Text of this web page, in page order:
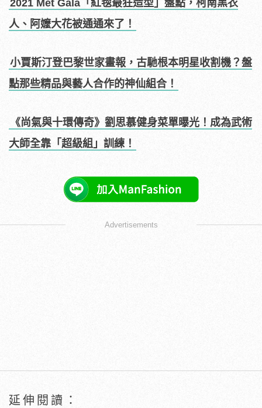
2021 Met Gala「紅毯最狂造型」盤點，柯南黑衣
人、阿嬤大花被通通來了！
小賈斯汀登巴黎世家畫報，古馳根本明星收割機？盤
點那些精品與藝人合作的神仙組合！
《尚氣與十環傳奇》劉思慕健身菜單曝光！成為武術
大師全靠「超級組」訓練！
Advertisements
延伸閱讀：